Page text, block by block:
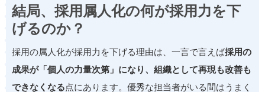
結局、採用属人化の何が採用力を下
げるのか？
採用の属人化が採用力を下げる理由は、一言で言えば採用の
成果が「個人の力量次第」になり、組織として再現も改善も
できなくなる点にあります。優秀な担当者がいる間はうまく